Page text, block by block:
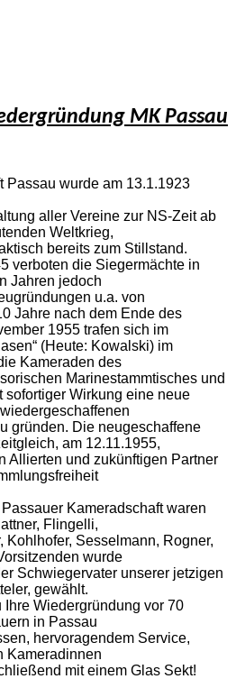
MK Passau
Passau wurde am 13.1.1923
aller Vereine zur NS-Zeit ab
Weltkrieg,
bereits zum Stillstand.
verboten die Siegermächte in
Jahren jedoch
u.a. von
Jahre nach dem Ende des
1955 trafen sich im
(Heute: Kowalski) im
Kameraden des
Marinestammtisches und
Wirkung eine neue
gründen. Die neugeschaffene
am 12.11.1955,
Allierten und zukünftigen Partner
Kameradschaft waren
Flingelli,
Kohlhofer, Sesselmann, Rogner,
wurde
Schwiegervater unserer jetzigen
gewählt.
Wiedergründung vor 70
in Passau
hervoragendem Service,
Kameradinnen
mit einem Glas Sekt!